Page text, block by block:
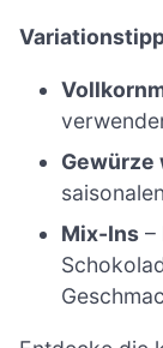
Gewürze
Mix-Ins –